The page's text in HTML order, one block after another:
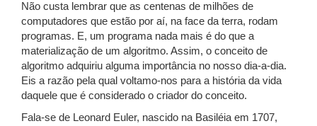
Não custa lembrar que as centenas de milhões de
computadores que estão por aí, na face da terra, rodam
programas. E, um programa nada mais é do que a
materialização de um algoritmo. Assim, o conceito de
algoritmo adquiriu alguma importância no nosso dia-a-dia.
Eis a razão pela qual voltamo-nos para a história da vida
daquele que é considerado o criador do conceito.
Fala-se de Leonard Euler, nascido na Basiléia em 1707,